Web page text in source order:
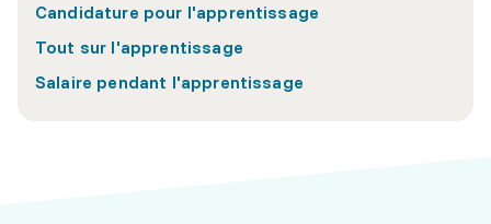
Candidature pour l'apprentissage
Tout sur l'apprentissage
Salaire pendant l'apprentissage